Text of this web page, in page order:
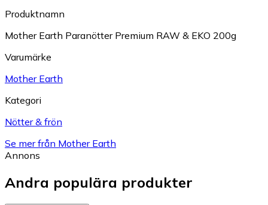
Produktnamn
Mother Earth Paranötter Premium RAW & EKO 200g
Varumärke
Mother Earth
Kategori
Nötter & frön
Se mer från Mother Earth
Annons
Andra populära produkter